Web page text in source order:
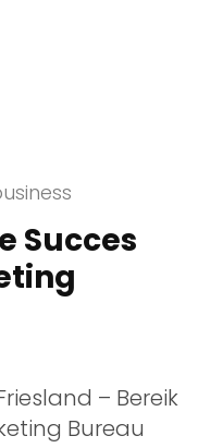
Succes
– Bereik
Bureau